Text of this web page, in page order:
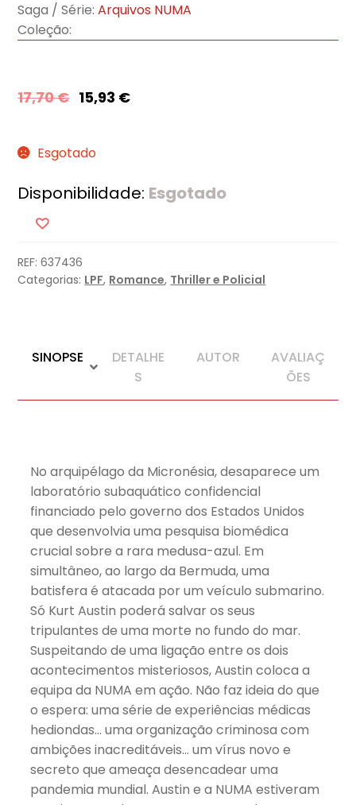
Saga / Série: Arquivos NUMA
Coleção:
17,70€ 15,93 €
Esgotado
Disponibilidade: Esgotado
REF:637436
Categorias: LPF, Romance, Thriller e Policial
SINOPSE
DETALHE
S
AUTOR
AVALIAÇ
ÕES
No arquipélago da Micronésia, desaparece um
laboratório subaquático confidencial
financiado pelo governo dos Estados Unidos
que desenvolvia uma pesquisa biomédica
crucial sobre a rara medusa-azul. Em
simultâneo, ao largo da Bermuda, uma
batisfera é atacada por um veículo submarino.
Só Kurt Austin poderá salvar os seus
tripulantes de uma morte no fundo do mar.
Suspeitando de uma ligação entre os dois
acontecimentos misteriosos, Austin coloca a
equipa da NUMA em ação. Não faz ideia do que
o espera: uma série de experiências médicas
hediondas… uma organização criminosa com
ambições inacreditáveis… um vírus novo e
secreto que ameaça desencadear uma
pandemia mundial. Austin e a NUMA estiveram